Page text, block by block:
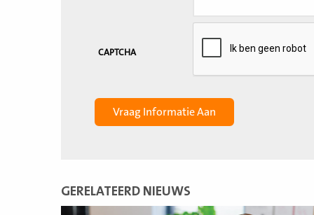
CAPTCHA
GERELATEERD NIEUWS